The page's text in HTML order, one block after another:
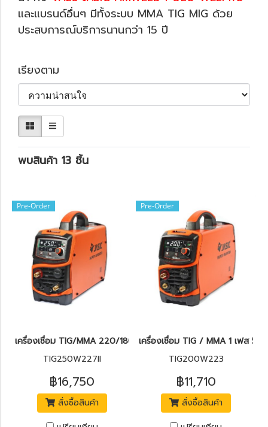
และแบรนด์อื่นๆ มีทั้งระบบ MMA TIG MIG ด้วย
ประสบการณ์บริการนานกว่า 15 ปี
เรียงตาม
พบสินค้า 13 ชิ้น
Pre-Order
เครื่องเชื่อม TIG/MMA 220/180A แรงดันไฟเข้า 1 เฟส 220 โวลต์
TIG250W227II
฿16,750
สั่งซื้อสินค้า
Pre-Order
เครื่องเชื่อม TIG / MMA 1 เฟส
TIG200W223
฿11,710
สั่งซื้อสินค้า